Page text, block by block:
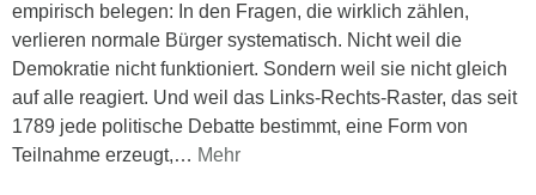
empirisch belegen: In den Fragen, die wirklich zählen,
verlieren normale Bürger systematisch. Nicht weil die
Demokratie nicht funktioniert. Sondern weil sie nicht gleich
auf alle reagiert. Und weil das Links-Rechts-Raster, das seit
1789 jede politische Debatte bestimmt, eine Form von
Teilnahme erzeugt,… Mehr